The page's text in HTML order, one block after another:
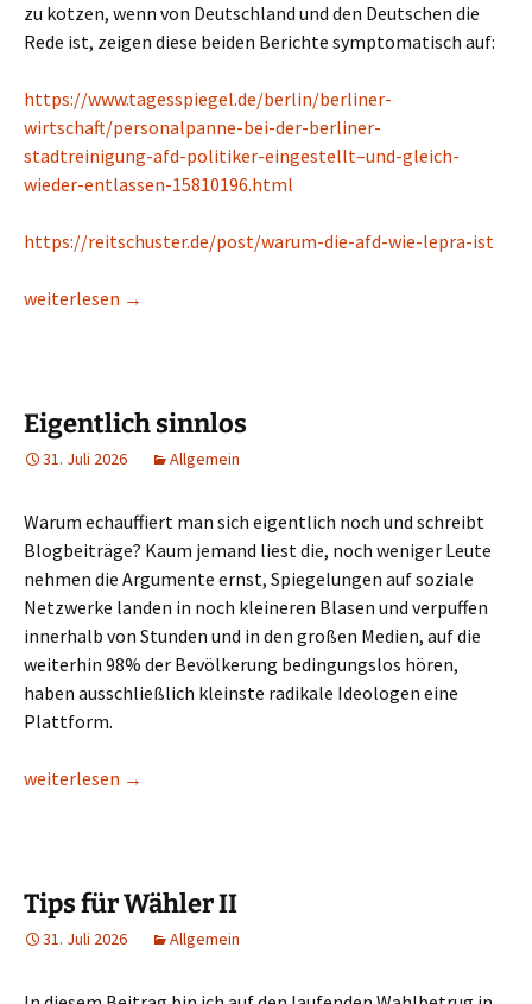
zu kotzen, wenn von Deutschland und den Deutschen die
Rede ist, zeigen diese beiden Berichte symptomatisch auf:
https://www.tagesspiegel.de/berlin/berliner-
wirtschaft/personalpanne-bei-der-berliner-
stadtreinigung-afd-politiker-eingestellt–und-gleich-
wieder-entlassen-15810196.html
https://reitschuster.de/post/warum-die-afd-wie-lepra-ist
Warum es sich noch nicht mal mehr lohnt,
weiterlesen →
Eigentlich sinnlos
31. Juli 2026 Allgemein
Warum echauffiert man sich eigentlich noch und schreibt
Blogbeiträge? Kaum jemand liest die, noch weniger Leute
nehmen die Argumente ernst, Spiegelungen auf soziale
Netzwerke landen in noch kleineren Blasen und verpuffen
innerhalb von Stunden und in den großen Medien, auf die
weiterhin 98% der Bevölkerung bedingungslos hören,
haben ausschließlich kleinste radikale Ideologen eine
Plattform.
Eigentlich sinnlos
weiterlesen →
Tips für Wähler II
31. Juli 2026 Allgemein